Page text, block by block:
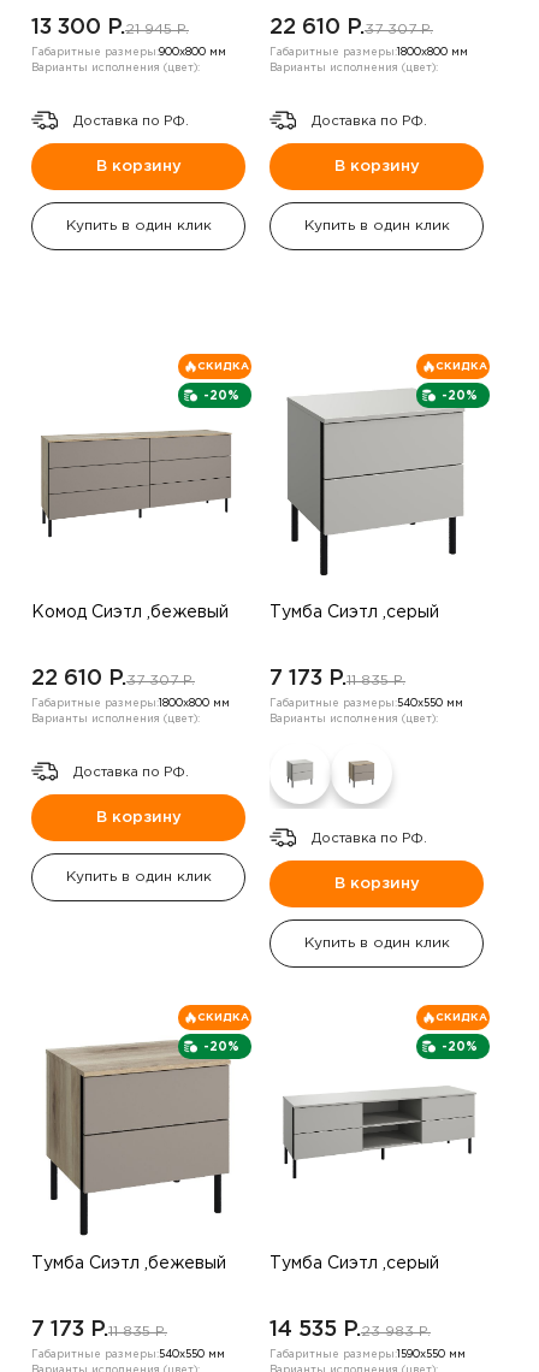
13 300 P.21 945 P.
Габаритные размеры:900х800 мм
Варианты исполнения (цвет):
Доставка по РФ.
В корзину
Купить в один клик
22 610 P.37 307 P.
Габаритные размеры: 1800х800 мм
Варианты исполнения (цвет):
Доставка по РФ.
В корзину
Купить в один клик
-20%
СКИДКА
Комод Сиэтл ,бежевый
22 610 P.37 307 P.
Габаритные размеры: 1800х800 мм
Варианты исполнения (цвет):
Доставка по РФ.
В корзину
Купить в один клик
-20%
СКИДКА
Тумба Сиэтл ,серый
7 173 P.11 835 P.
Габаритные размеры:540х550 мм
Варианты исполнения (цвет):
Доставка по РФ.
В корзину
Купить в один клик
-20%
СКИДКА
Тумба Сиэтл ,бежевый
7 173 P.11 835 P.
Габаритные размеры:540х550 мм
Варианты исполнения (цвет):
-20%
СКИДКА
Тумба Сиэтл ,серый
14 535 P.23 983 P.
Габаритные размеры: 1590х550 мм
Варианты исполнения (цвет):